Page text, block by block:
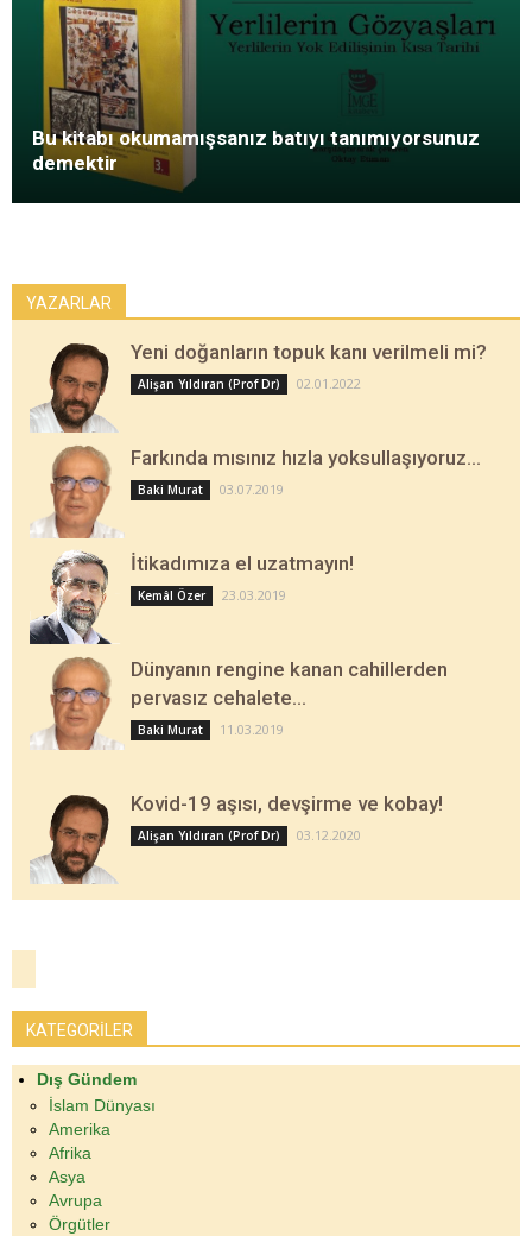
Bu kitabı okumamışsanız batıyı tanımıyorsunuz
demektir
YAZARLAR
Yeni doğanların topuk kanı verilmeli mi?
Alişan Yıldıran (Prof Dr) 02.01.2022
Farkında mısınız hızla yoksullaşıyoruz…
Baki Murat 03.07.2019
İtikadımıza el uzatmayın!
Kemâl Özer 23.03.2019
Dünyanın rengine kanan cahillerden
pervasız cehalete…
Baki Murat 11.03.2019
Kovid-19 aşısı, devşirme ve kobay!
Alişan Yıldıran (Prof Dr) 03.12.2020
KATEGORİLER
Dış Gündem
İslam Dünyası
Amerika
Afrika
Asya
Avrupa
Örgütler